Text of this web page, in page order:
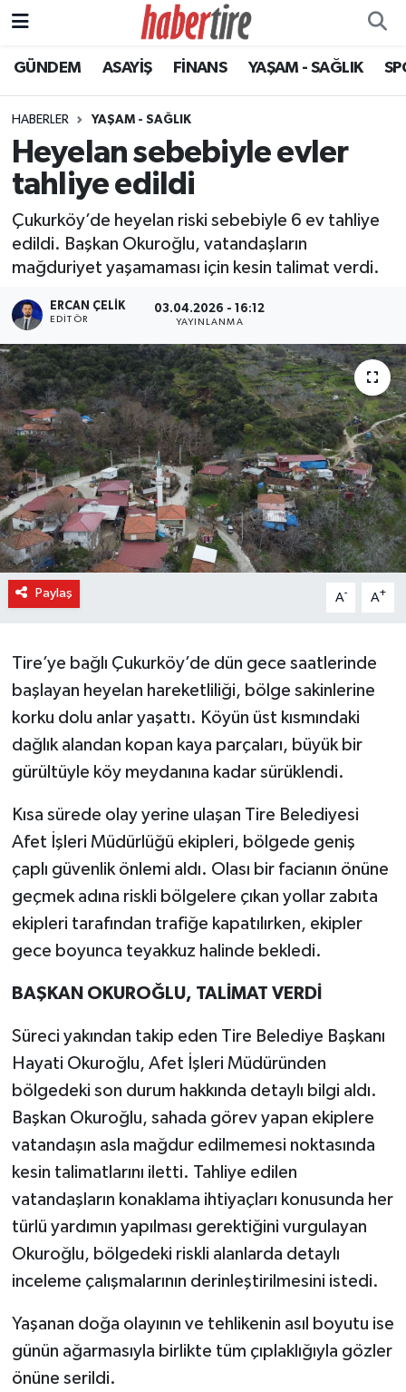
GÜNDEM ASAYİŞ FİNANS YAŞAM - SAĞLIK
HABERLER YAŞAM - SAĞLIK
Heyelan sebebiyle evler
tahliye edildi
Çukurköy’de heyelan riski sebebiyle 6 ev tahliye
edildi. Başkan Okuroğlu, vatandaşların
mağduriyet yaşamaması için kesin talimat verdi.
ERCAN ÇELIK
EDITÖR
03.04.2026 - 16:12
YAYINLANMA
Paylaş A- A+
Tire’ye bağlı Çukurköy’de dün gece saatlerinde
başlayan heyelan hareketliliği, bölge sakinlerine
korku dolu anlar yaşattı. Köyün üst kısmındaki
dağlık alandan kopan kaya parçaları, büyük bir
gürültüyle köy meydanına kadar sürüklendi.
Kısa sürede olay yerine ulaşan Tire Belediyesi
Afet İşleri Müdürlüğü ekipleri, bölgede geniş
çaplı güvenlik önlemi aldı. Olası bir facianın önüne
geçmek adına riskli bölgelere çıkan yollar zabıta
ekipleri tarafından trafiğe kapatılırken, ekipler
gece boyunca teyakkuz halinde bekledi.
BAŞKAN OKUROĞLU, TALİMAT VERDİ
Süreci yakından takip eden Tire Belediye Başkanı
Hayati Okuroğlu, Afet İşleri Müdüründen
bölgedeki son durum hakkında detaylı bilgi aldı.
Başkan Okuroğlu, sahada görev yapan ekiplere
vatandaşın asla mağdur edilmemesi noktasında
kesin talimatlarını iletti. Tahliye edilen
vatandaşların konaklama ihtiyaçları konusunda her
türlü yardımın yapılması gerektiğini vurgulayan
Okuroğlu, bölgedeki riskli alanlarda detaylı
inceleme çalışmalarının derinleştirilmesini istedi.
Yaşanan doğa olayının ve tehlikenin asıl boyutu ise
günün ağarmasıyla birlikte tüm çıplaklığıyla gözler
önüne serildi.
Tire Nöbetçi Eczaneler
Tire Hava Durumu
Tire Trafik Yoğunluk Haritası
Tüm Manşetler
Son Dakika Haberleri
Haber Arşivi